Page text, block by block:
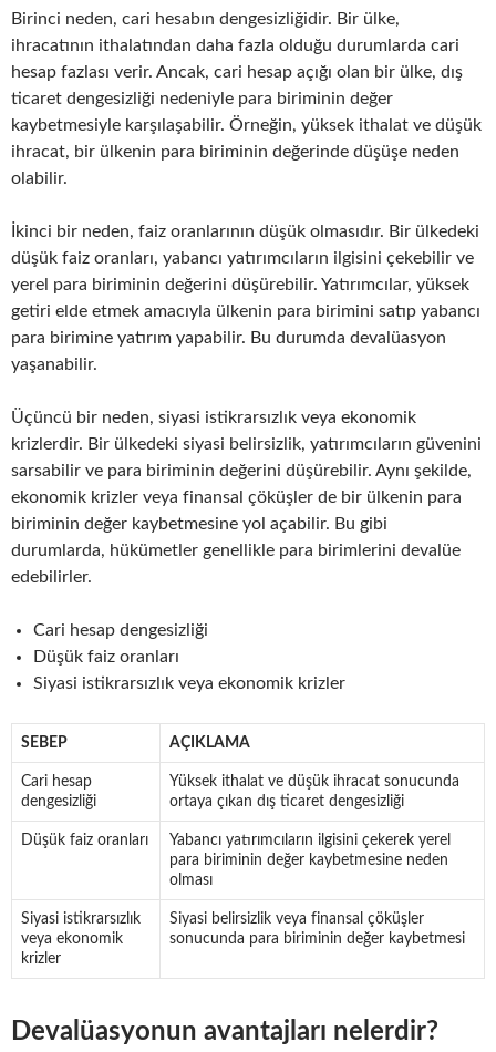
Birinci neden, cari hesabın dengesizliğidir. Bir ülke,
ihracatının ithalatından daha fazla olduğu durumlarda cari
hesap fazlası verir. Ancak, cari hesap açığı olan bir ülke, dış
ticaret dengesizliği nedeniyle para biriminin değer
kaybetmesiyle karşılaşabilir. Örneğin, yüksek ithalat ve düşük
ihracat, bir ülkenin para biriminin değerinde düşüşe neden
olabilir.
İkinci bir neden, faiz oranlarının düşük olmasıdır. Bir ülkedeki
düşük faiz oranları, yabancı yatırımcıların ilgisini çekebilir ve
yerel para biriminin değerini düşürebilir. Yatırımcılar, yüksek
getiri elde etmek amacıyla ülkenin para birimini satıp yabancı
para birimine yatırım yapabilir. Bu durumda devalüasyon
yaşanabilir.
Üçüncü bir neden, siyasi istikrarsızlık veya ekonomik
krizlerdir. Bir ülkedeki siyasi belirsizlik, yatırımcıların güvenini
sarsabilir ve para biriminin değerini düşürebilir. Aynı şekilde,
ekonomik krizler veya finansal çöküşler de bir ülkenin para
biriminin değer kaybetmesine yol açabilir. Bu gibi
durumlarda, hükümetler genellikle para birimlerini devalüe
edebilirler.
Cari hesap dengesizliği
Düşük faiz oranları
Siyasi istikrarsızlık veya ekonomik krizler
SEBEP AÇIKLAMA
Cari hesap
dengesizliği
Yüksek ithalat ve düşük ihracat sonucunda
ortaya çıkan dış ticaret dengesizliği
Düşük faiz oranları
Yabancı yatırımcıların ilgisini çekerek yerel
para biriminin değer kaybetmesine neden
olması
Siyasi istikrarsızlık
veya ekonomik
krizler
Siyasi belirsizlik veya finansal çöküşler
sonucunda para biriminin değer kaybetmesi
Devalüasyonun avantajları nelerdir?